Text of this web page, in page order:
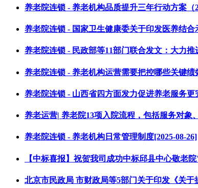
养老院连锁 - 养老机构品质提升三年行动方案（
养老院连锁 - 国家卫生健康委关于印发医养结
养老院连锁 - 民政部等11部门联合发文：大力
养老院连锁 - 养老机构运营需要把控哪些关键绩
养老院连锁 - 山西省四方面发力促进养老服务更
养老运营| 养老院13项入院流程，包括服务对象
养老院连锁 - 养老机构日常管理制度[2025-08-26]
【中标喜报】祝贺我司成功中标邱县中心敬老
北京市民政局 市财政局等5部门关于印发《关